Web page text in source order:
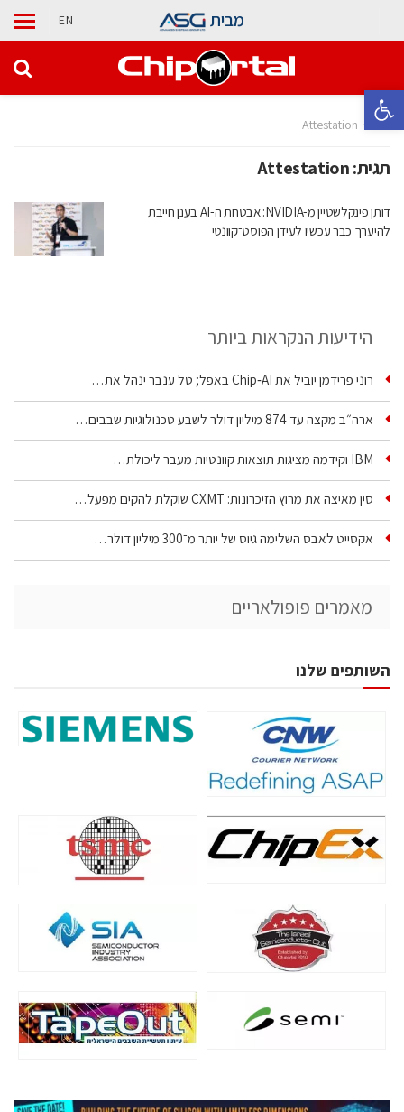
פתח סרגל נגישות
מבית EN
בית Attestation
תגית:Attestation
דותן פינקלשטיין מ-NVIDIA: אבטחת ה-AI בענן חייבת
להיערך כבר עכשיו לעידן הפוסט־קוונטי
הידיעות הנקראות ביותר
רוני פרידמן יוביל את Chip‑AI באפל; טל ענבר ינהל את…
ארה״ב מקצה עד 874 מיליון דולר לשבע טכנולוגיות שבבים…
IBM וקידמה מציגות תוצאות קוונטיות מעבר ליכולת…
סין מאיצה את מרוץ הזיכרונות: CXMT שוקלת להקים מפעל…
אקסייט לאבס השלימה גיוס של יותר מ־300 מיליון דולר…
מאמרים פופולאריים
השותפים שלנו